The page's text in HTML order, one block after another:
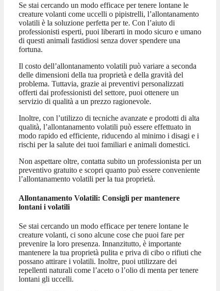
Se stai cercando un modo efficace per tenere lontane le
creature volanti come uccelli o pipistrelli, l’allontanamento
volatili è la soluzione perfetta per te. Con l’aiuto di
professionisti esperti, puoi liberarti in modo sicuro e umano
di questi animali fastidiosi senza dover spendere una
fortuna.
Il costo dell’allontanamento volatili può variare a seconda
delle dimensioni della tua proprietà e della gravità del
problema. Tuttavia, grazie ai preventivi personalizzati
offerti dai professionisti del settore, puoi ottenere un
servizio di qualità a un prezzo ragionevole.
Inoltre, con l’utilizzo di tecniche avanzate e prodotti di alta
qualità, l’allontanamento volatili può essere effettuato in
modo rapido ed efficiente, riducendo al minimo i disagi e i
rischi per la salute dei tuoi familiari e animali domestici.
Non aspettare oltre, contatta subito un professionista per un
preventivo gratuito e scopri quanto può essere conveniente
l’allontanamento volatili per la tua proprietà.
Allontanamento Volatili: Consigli per mantenere
lontani i volatili
Se stai cercando un modo efficace per tenere lontane le
creature volanti, ci sono alcune cose che puoi fare per
prevenire la loro presenza. Innanzitutto, è importante
mantenere la tua proprietà pulita e priva di cibo o rifiuti che
possano attirare i volatili. Inoltre, puoi utilizzare dei
repellenti naturali come l’aceto o l’olio di menta per tenere
lontani gli uccelli.